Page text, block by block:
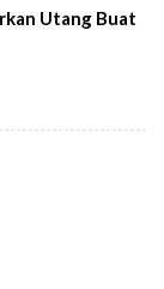
Utang Buat